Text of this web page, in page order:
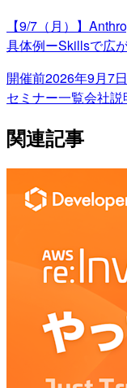
【9/7（月）】
具体例ーSkillsで広
開催前2026年9月7
セミナー一覧会社説
関連記事